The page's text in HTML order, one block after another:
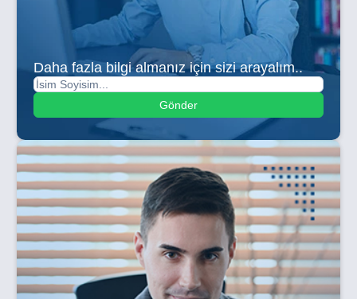
Daha fazla bilgi almanız için sizi arayalım..
Gönder